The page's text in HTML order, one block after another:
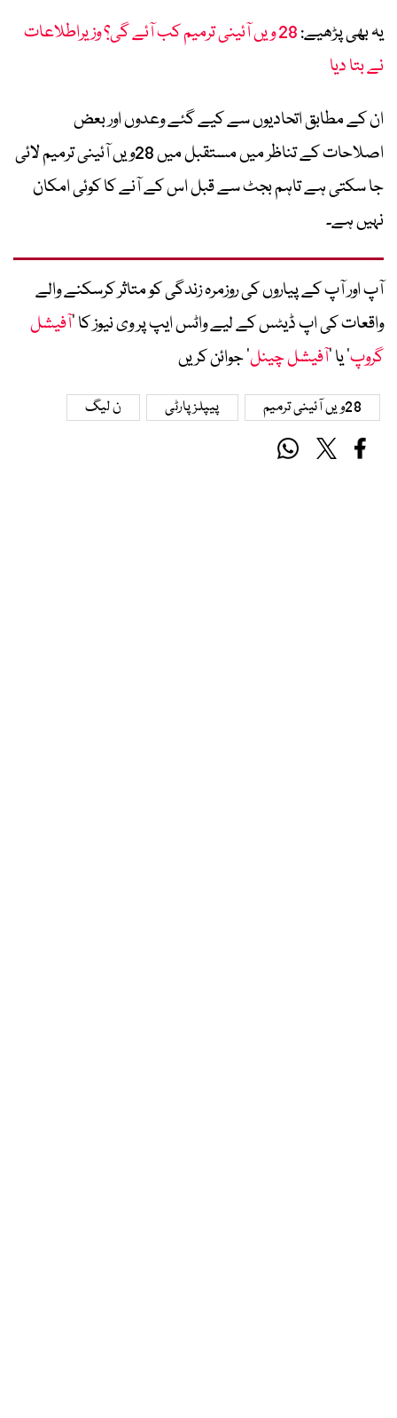
یہ بھی پڑھیے:
28 ویں آئینی ترمیم کب آئے گی؟ وزیراطلاعات
نے بتا دیا
ان کے مطابق اتحادیوں سے کیے گئے وعدوں اور بعض
اصلاحات کے تناظر میں مستقبل میں 28ویں آئینی ترمیم لائی
جا سکتی ہے تاہم بجٹ سے قبل اس کے آنے کا کوئی امکان
نہیں ہے۔
آپ اور آپ کے پیاروں کی روزمرہ زندگی کو متاثر کرسکنے والے
واقعات کی اپ ڈیٹس کے لیے واٹس ایپ پر وی نیوز کا ’آفیشل
گروپ‘ یا ’آفیشل چینل‘ جوائن کریں
28ویں آئینی ترمیم پیپلز پارٹی ن لیگ